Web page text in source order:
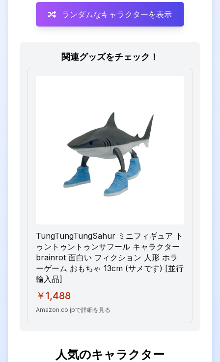
ランダムなキャラクターを表示
関連グッズをチェック！
TungTungTungSahur ミニフィギュア ト
ゥントゥントゥンサフール キャラクター
brainrot 面白い フィクション 人形 ホラ
ーゲーム おもちゃ 13cm (サメです) [並行
輸入品]
￥1,488
Amazon.co.jpで詳細を見る
人気のキャラクター